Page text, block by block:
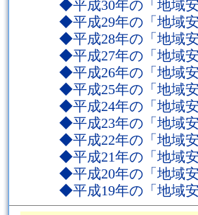
◆平成30年の「地域
◆平成29年の「地域
◆平成28年の「地域
◆平成27年の「地域
◆平成26年の「地域
◆平成25年の「地域
◆平成24年の「地域
◆平成23年の「地域
◆平成22年の「地域
◆平成21年の「地域
◆平成20年の「地域
◆平成19年の「地域